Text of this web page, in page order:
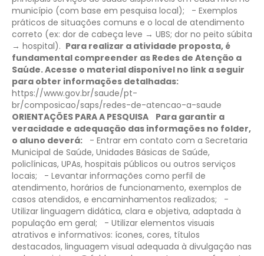
município (com base em pesquisa local);
- Exemplos
práticos de situações comuns e o local de atendimento
correto (ex: dor de cabeça leve → UBS; dor no peito súbita
→ hospital). ​Para realizar a atividade proposta, é
fundamental compreender as Redes de Atenção a
Saúde. Acesse o material disponível no link a seguir
para obter informações detalhadas:
https://www.gov.br/saude/pt-
br/composicao/saps/redes-de-atencao-a-saude​
ORIENTAÇÕES PARA A PESQUISA
Para garantir a
veracidade e adequação das informações no folder,
o aluno deverá:
- Entrar em contato com a Secretaria
Municipal de Saúde, Unidades Básicas de Saúde,
policlínicas, UPAs, hospitais públicos ou outros serviços
locais;
- Levantar informações como perfil de
atendimento, horários de funcionamento, exemplos de
casos atendidos, e encaminhamentos realizados;
-
Utilizar linguagem didática, clara e objetiva, adaptada à
população em geral;
- Utilizar elementos visuais
atrativos e informativos: ícones, cores, títulos
destacados, linguagem visual adequada à divulgação nas